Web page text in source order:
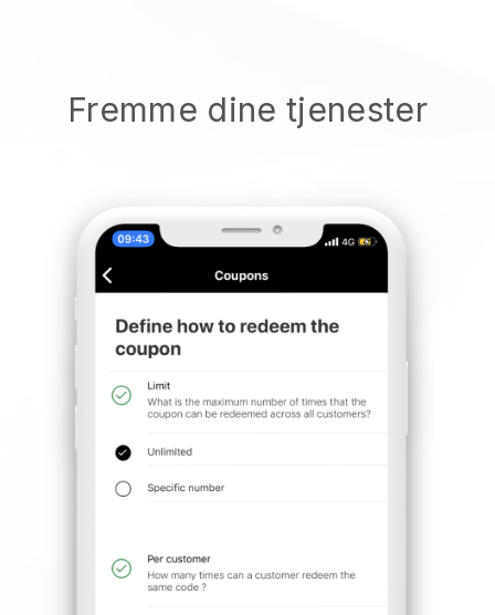
Fremme dine tjenester